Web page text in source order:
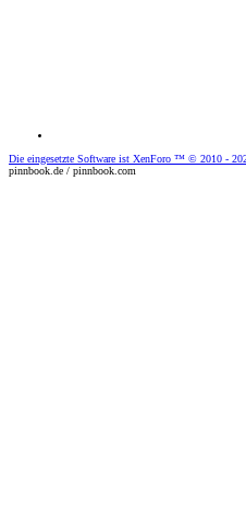
Die eingesetzte Software ist XenForo ™ © 2010 -
pinnbook.de / pinnbook.com